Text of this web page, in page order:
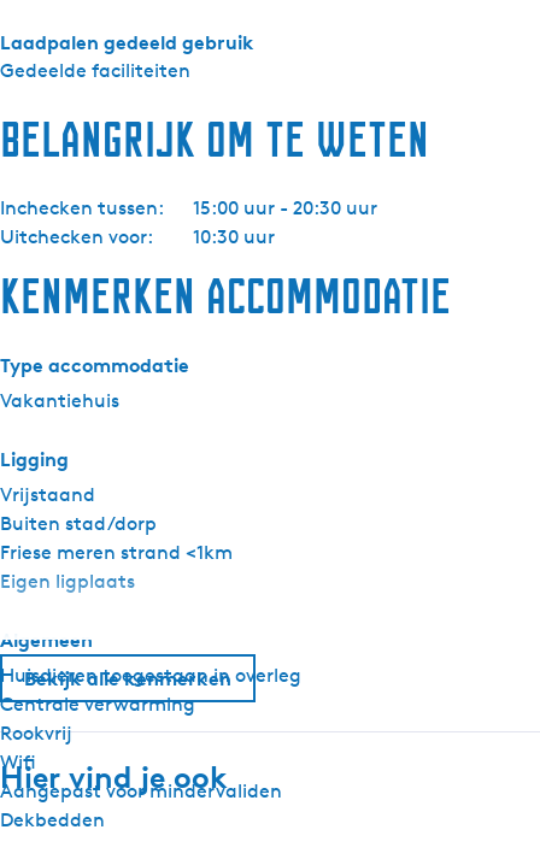
Gedeelde faciliteiten
Laadpalen gedeeld gebruik
Belangrijk om te weten
Inchecken tussen:
15:00 uur - 20:30 uur
Uitchecken voor:
10:30 uur
Kenmerken accommodatie
Type accommodatie
Vakantiehuis
Ligging
Vrijstaand
Buiten stad/dorp
Friese meren strand <1km
Eigen ligplaats
Algemeen
Huisdieren toegestaan in overleg
Centrale verwarming
Rookvrij
Wifi
Aangepast voor mindervaliden
Dekbedden
Bekijk alle kenmerken
Hier vind je ook